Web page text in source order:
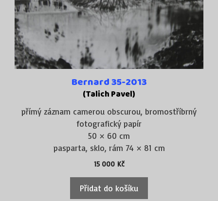
Bernard 35-2013
(Talich Pavel)
přímý záznam camerou obscurou, bromostříbrný
fotografický papír
50 × 60 cm
pasparta, sklo, rám 74 × 81 cm
15 000 Kč
Přidat do košíku